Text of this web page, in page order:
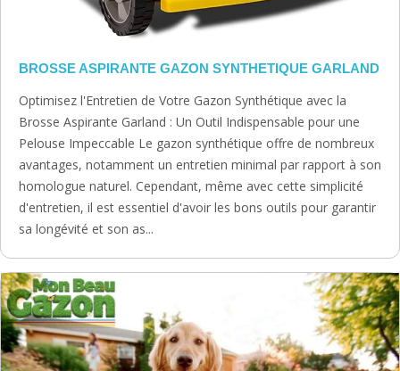
BROSSE ASPIRANTE GAZON SYNTHETIQUE GARLAND
Optimisez l'Entretien de Votre Gazon Synthétique avec la
Brosse Aspirante Garland : Un Outil Indispensable pour une
Pelouse Impeccable Le gazon synthétique offre de nombreux
avantages, notamment un entretien minimal par rapport à son
homologue naturel. Cependant, même avec cette simplicité
d'entretien, il est essentiel d'avoir les bons outils pour garantir
sa longévité et son as...